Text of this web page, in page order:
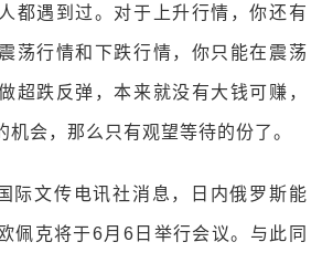
都遇到过。对于上升行情，你还有
荡行情和下跌行情，你只能在震荡
超跌反弹，本来就没有大钱可赚，
机会，那么只有观望等待的份了。
际文传电讯社消息，日内俄罗斯能
佩克将于6月6日举行会议。与此同